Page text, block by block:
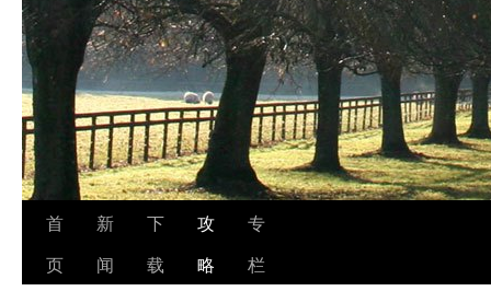
首
页
新
闻
下
载
攻
略
专
栏